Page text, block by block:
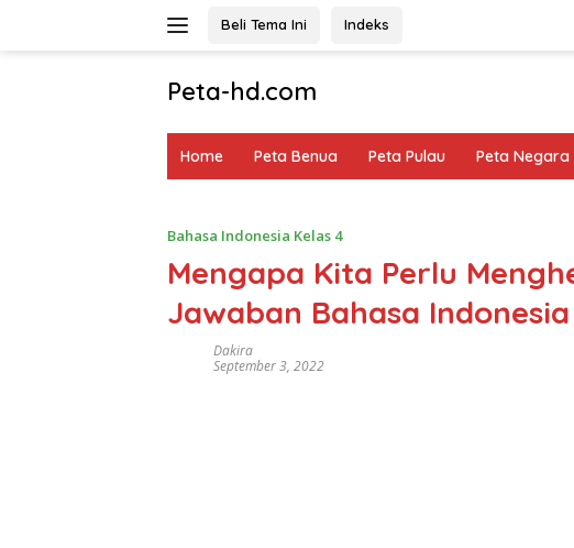
Beli Tema Ini Indeks
Peta-hd.com
Gambar
Home Peta Benua Peta Pulau Peta Negara
Bahasa Indonesia Kelas 4
Mengapa Kita Perlu
Jawaban Bahasa
Dakira
September 3, 2022